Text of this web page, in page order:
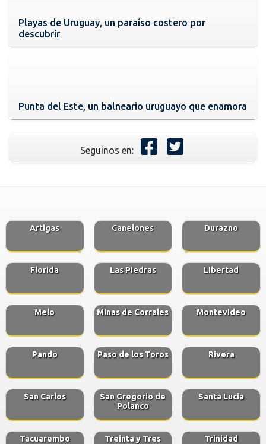
Playas de Uruguay, un paraíso costero por
descubrir
Punta del Este, un balneario uruguayo que enamora
Seguinos en:
Artigas Canelones Durazno
Florida Las Piedras Libertad
Melo Minas de Corrales Montevideo
Pando Paso de los Toros Rivera
San Carlos
San Gregorio de
Polanco
Santa Lucia
Tacuarembo Treinta y Tres Trinidad